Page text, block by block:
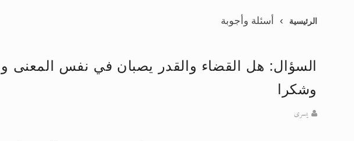
الحجّ.. دلالات، حِكم، وأهداف >> المزيد
تعميم هامّ لأفراد الجماعة >> المزيد
تعميم هامّ لأفراد الجماعة >> المزيد
إعلان هامّ بخصوص الرسائل المرسلة إلى حضرة امير
الرئيسية أسئلة وأجوبة
السؤال: هل القضاء والقدر يصبان في نفس المعنى و
وشكرا
يسرى